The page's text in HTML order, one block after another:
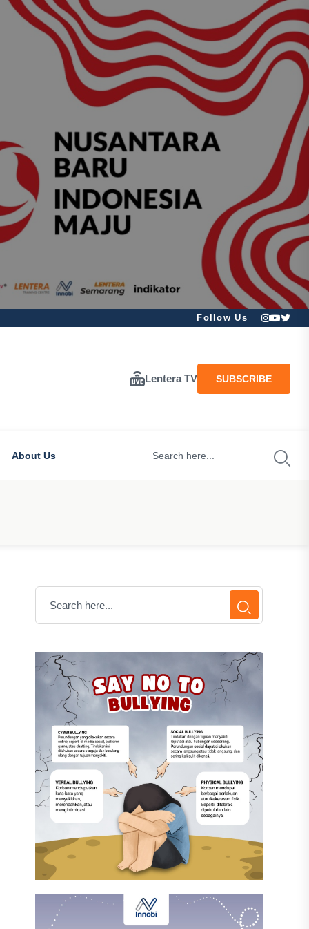
Follow Us
Lentera TV SUBSCRIBE
About Us